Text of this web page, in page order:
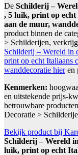
De Schilderij –
, 5 luik, print op
aan de muur,
product binnen de
> Schilderijen,
Schilderij – Wereld in
print op echt Italiaans
wanddecoratie hieren
Kenmerken:
en uitstekende prijs-
betrouwbare
Decoratie >
Bekijk product bij
Schilderij – Wereld
luik, print op echt